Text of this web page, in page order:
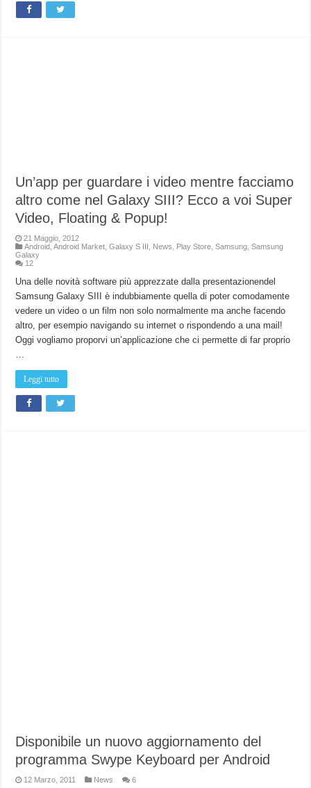
Un’app per guardare i video mentre facciamo
altro come nel Galaxy SIII? Ecco a voi Super
Video, Floating & Popup!
21 Maggio, 2012
Android ,Android Market ,Galaxy S III News Play Store ,Samsung ,Samsung
Galaxy
12
Una delle novità software più apprezzate dalla presentazionendel
Samsung Galaxy SIII è indubbiamente quella di poter comodamente
vedere un video o un film non solo normalmente ma anche facendo
altro, per esempio navigando su internet o rispondendo a una mail!
Oggi vogliamo proporvi un’applicazione che ci permette di far proprio
…
Leggi tutto
Disponibile un nuovo aggiornamento del
programma Swype Keyboard per Android
12 Marzo, 2011 News 6